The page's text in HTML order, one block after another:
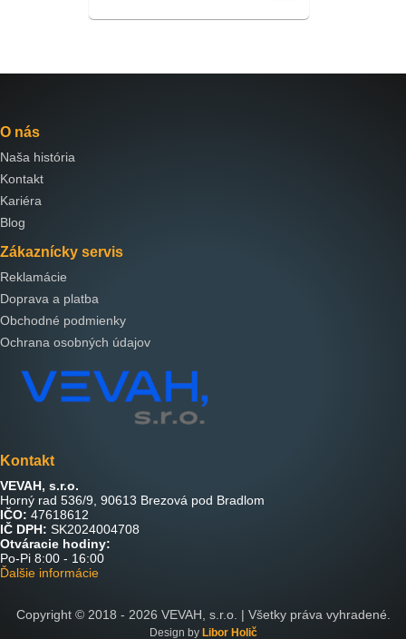
O nás
Naša história
Kontakt
Kariéra
Blog
Zákaznícky servis
Reklamácie
Doprava a platba
Obchodné podmienky
Ochrana osobných údajov
Kontakt
VEVAH, s.r.o.
Horný rad 536/9, 90613 Brezová pod Bradlom
IČO: 47618612
IČ DPH: SK2024004708
Otváracie hodiny:
Po-Pi 8:00 - 16:00
Ďalšie informácie
Copyright © 2018 - 2026 VEVAH, s.r.o. | Všetky práva vyhradené.
Design by Libor Holič